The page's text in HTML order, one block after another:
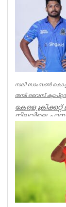
സലി സാംസണ്‍
തമ്പി വൈസ്
കേരള
നിലവിലെ